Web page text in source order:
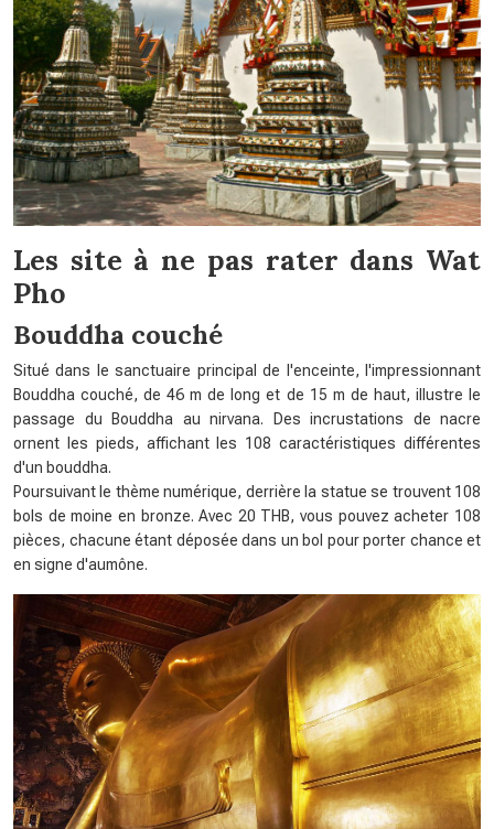
Les site à ne pas rater dans Wat
Pho
Bouddha couché
Situé dans le sanctuaire principal de l'enceinte, l'impressionnant
Bouddha couché, de 46 m de long et de 15 m de haut, illustre le
passage du Bouddha au nirvana. Des incrustations de nacre
ornent les pieds, affichant les 108 caractéristiques différentes
d'un bouddha.
Poursuivant le thème numérique, derrière la statue se trouvent 108
bols de moine en bronze. Avec 20 THB, vous pouvez acheter 108
pièces, chacune étant déposée dans un bol pour porter chance et
en signe d'aumône.